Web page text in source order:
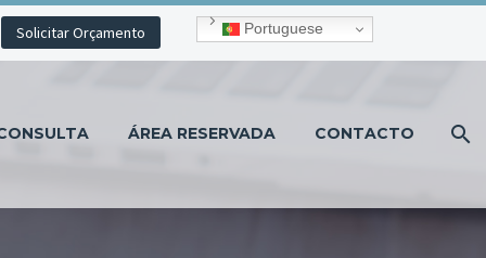
Portuguese
Solicitar Orçamento
ÁREA RESERVADA CONTACTO